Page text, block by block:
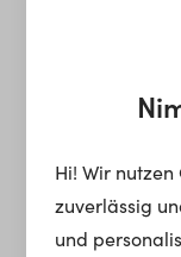
¡Ay,
Ups, die
Möchtest du
Hi! Wir
zuverlässig
und